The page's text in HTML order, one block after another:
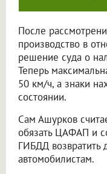
После
производство в
решение суда о
Теперь
50 км/ч, а знаки
состоянии.
Сам Ашурков
обязать ЦАФАП и
ГИБДД возвратить
автомобилистам.